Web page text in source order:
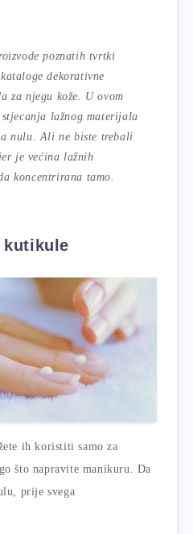
poznatih tvrtki
dekorativne
za njegu kože. U ovom
lažnog materijala
nulu. Ali ne biste trebali
je većina lažnih
koncentrirana tamo.
kutikule
ih koristiti samo za
što napravite manikuru. Da
prije svega